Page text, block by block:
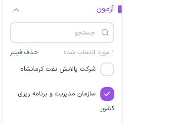
آزمون
۱ مورد انتخاب شده حذف فیلتر
شرکت پتروشیمی مهاباد
سازمان نقشه‌برداری کشور
شرکت پالایش نفت کرمانشاه
سازمان مدیریت و برنامه ریزی
کشور